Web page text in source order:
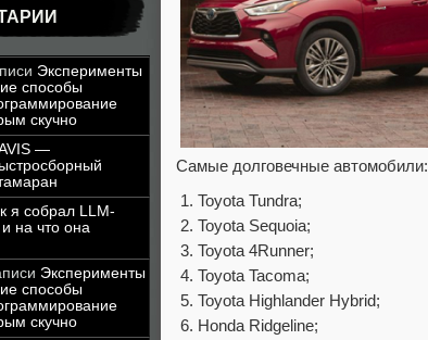
Эксперименты
способы
скучно
—
я собрал LLM-
на что она
Эксперименты
способы
скучно
Самые долговечные автомобили:
Toyota Tundra;
Toyota Sequoia;
Toyota 4Runner;
Toyota Tacoma;
Toyota Highlander Hybrid;
Honda Ridgeline;